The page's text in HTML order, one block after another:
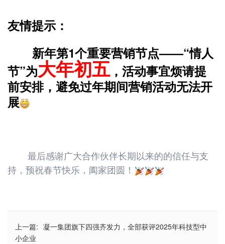
友情提示：
新年第1个重要营销节点——“情人
节”为大年初五 ，活动事宜烦请提
前安排，避免过年期间营销活动无法开
展
最后感谢广大合作伙伴长期以来的的信任与支
持，预祝春节快乐，阖家团圆！
上一篇: 凝一集团旗下四强齐发力，全部获评2025年科技型中
小企业